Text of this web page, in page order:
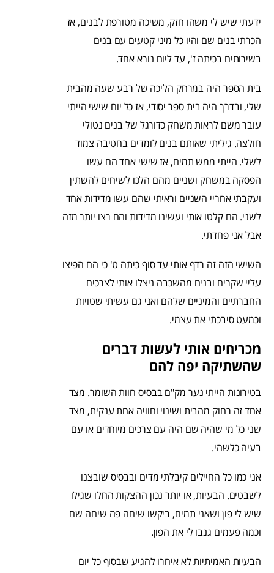
ידעתי שיש לי משהו חזק, משיכה מטורפת לבנים, אז
הכרתי בנים שם והיו כל מיני קטעים עם בנים
בשירותים בכיתה ז', עד ליום נורא אחד.
בית הספר היה במרחק הליכה של רבע שעה מהבית
שלי, ובדרך היה בית ספר יסודי, אז כל יום שישי הייתי
עובר משם לראות משחק כדורגל של בנים נטולי
חולצה. גיליתי שאותם בנים לומדים בחטיבה צמוד
לשלי. הייתי ממש תמים, אז שישי אחד הם עשו
הפסקה במשחק ושניים מהם הלכו לשיחים להשתין
ועקבתי אחריי השניים וראיתי שהם עשו מדידות אחד
לשני. הם קלטו אותי ועשינו מדידות והם רצו יותר מזה
אבל אני פחדתי.
השישי הזה זה רדף אותי עד סוף כיתה ט' כי הם הפיצו
עליי שקרים ובנים מהשכבה ניצלו אותי לצרכים
החברתיים והמיניים שלהם ואני גם עשיתי שטויות
וכמעט סיבכתי את עצמי.
מכריחים אותי לעשות דברים
שהשתיקה יפה להם
בטירונות הייתי נער מק"ם בבסיס חוות השומר. מצד
אחד זה רחוק מהבית ושינוי וחוויה אחת ענקית, מצד
שני כל מי שהיה שם היה עם צרכים מיוחדים או עם
בעיה כלשהי.
אני כמו כל החיילים קיבלתי מדים ובבסיס שובצנו
לשבטים. הבעיות, או יותר נכון ההצקות החלו שגילו
שיש לי פון ושאני תמים, ביקשו שיחה פה שיחה שם
וכמה פעמים גנבו לי את הפון.
הבעיות האמיתיות לא איחרו להגיע שבסוף כל יום